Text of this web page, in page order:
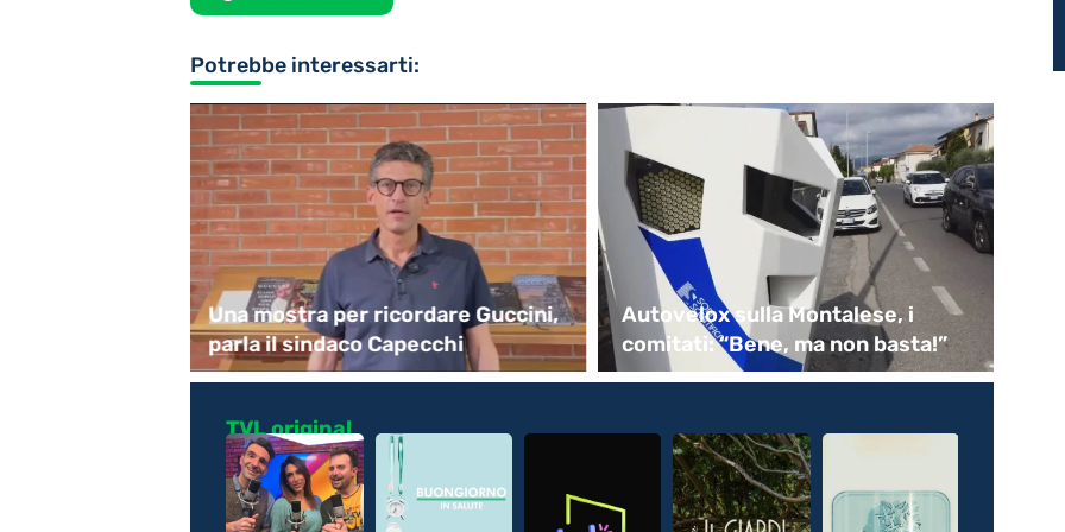
Potrebbe interessarti:
Una mostra per ricordare Guccini,
parla il sindaco Capecchi
Autovelox sulla Montalese, i
comitati: “Bene, ma non basta!”
TVL original